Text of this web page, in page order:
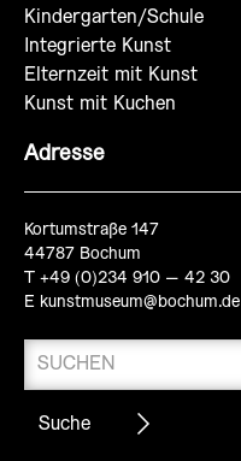
Kindergarten/Schule
Integrierte Kunst
Elternzeit mit Kunst
Kunst mit Kuchen
Adresse
Kortumstraße 147
44787 Bochum
T +49 (0)234 910 – 42 30
E kunstmuseum@bochum.de